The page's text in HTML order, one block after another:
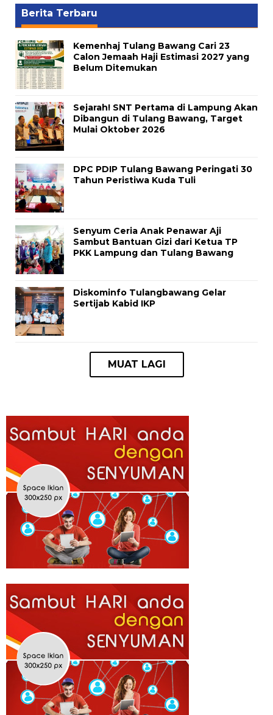
Berita Terbaru
Kemenhaj Tulang Bawang Cari 23
Calon Jemaah Haji Estimasi 2027 yang
Belum Ditemukan
Sejarah! SNT Pertama di Lampung Akan
Dibangun di Tulang Bawang, Target
Mulai Oktober 2026
DPC PDIP Tulang Bawang Peringati 30
Tahun Peristiwa Kuda Tuli
Senyum Ceria Anak Penawar Aji
Sambut Bantuan Gizi dari Ketua TP
PKK Lampung dan Tulang Bawang
Diskominfo Tulangbawang Gelar
Sertijab Kabid IKP